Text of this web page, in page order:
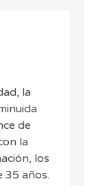
la
de
la
los
35 años.